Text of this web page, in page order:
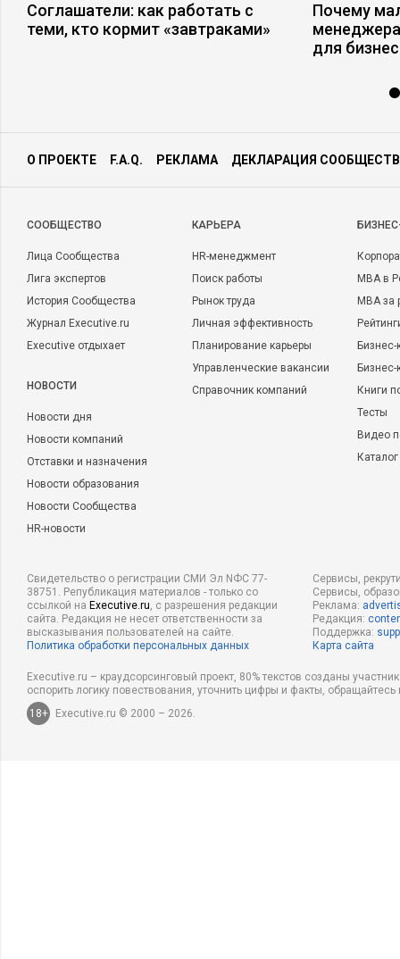
Соглашатели: как работать с
теми, кто кормит «завтраками»
Почему
для
О ПРОЕКТЕ F.A.Q. РЕКЛАМА ДЕКЛАРАЦИЯ
CООБЩЕСТВО
Лица Сообщества
Лига экспертов
История Сообщества
Журнал Executive.ru
Executive отдыхает
НОВОСТИ
Новости дня
Новости компаний
Отставки и назначения
Новости образования
Новости Сообщества
HR-новости
КАРЬЕРА
HR-менеджмент
Поиск работы
Рынок труда
Личная эффективность
Планирование карьеры
Управленческие вакансии
Справочник компаний
MBA в
MBA
Бизнес-
Книги
Тесты
Видео
Свидетельство о регистрации СМИ Эл NФС 77-
38751. Републикация материалов - только со
ссылкой на Executive.ru, с разрешения редакции
сайта. Редакция не несет ответственности за
высказывания пользователей на сайте.
Политика обработки персональных данных
Сервисы,
Сервисы,
Реклама:
Редакция:
Поддержка:
Карта сайта
Executive.ru – краудсорсинговый проект, 80% текстов созданы
оспорить логику повествования, уточнить цифры и факты,
18+
Executive.ru © 2000 – 2026.